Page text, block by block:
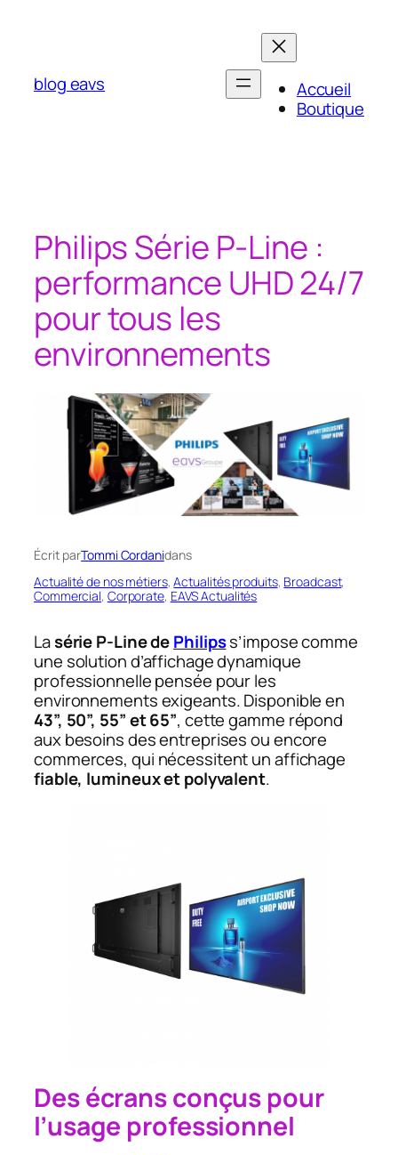
blog eavs
Accueil
Boutique
Philips Série P-Line :
performance UHD 24/7
pour tous les
environnements
Écrit parTommi Cordanidans
Actualité de nos métiers, Actualités produits, Broadcast
Commercial, Corporate, EAVS Actualités
Lasérie P-Line dePhilipss’impose comme
une solution d’affichage dynamique
professionnelle pensée pour les
environnements exigeants. Disponible en
43”, 50”, 55” et 65”, cette gamme répond
aux besoins des entreprises ou encore
commerces, qui nécessitent un affichage
fiable, lumineux et polyvalent.
Des écrans conçus pour
l’usage professionnel